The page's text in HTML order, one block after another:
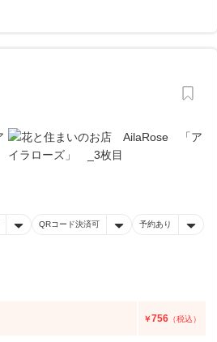
QRコード決済可 予約あり
￥756 （税込）